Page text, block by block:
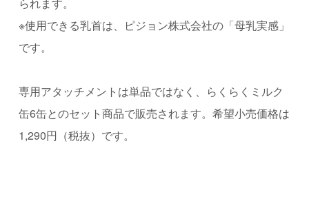
られます。
※使用できる乳首は、ピジョン株式会社の「母乳実感」
です。
専用アタッチメントは単品ではなく、らくらくミルク
缶6缶とのセット商品で販売されます。希望小売価格は
1,290円（税抜）です。